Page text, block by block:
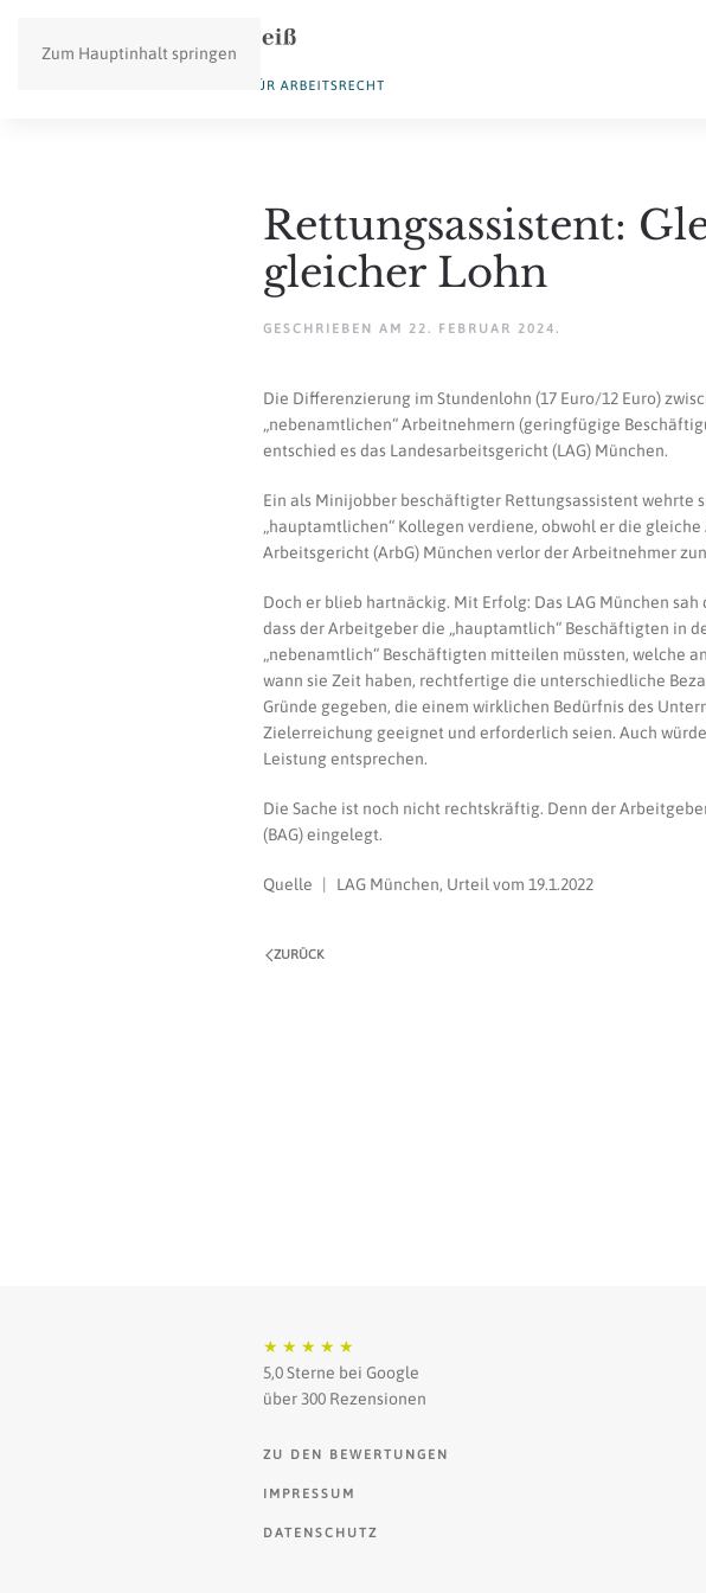
Zum Hauptinhalt springen
Rettungsassistent:
gleicher Lohn
GESCHRIEBEN AM 22. FEBRUAR 2024 .
Die Differenzierung im Stundenlohn (17 Euro/12 Euro)
„nebenamtlichen“ Arbeitnehmern (geringfügige
entschied es das Landesarbeitsgericht (LAG) München.
Ein als Minijobber beschäftigter Rettungsassistent wehrte
„hauptamtlichen“ Kollegen verdiene, obwohl er die
Arbeitsgericht (ArbG) München verlor der Arbeitnehmer
Doch er blieb hartnäckig. Mit Erfolg: Das LAG München
dass der Arbeitgeber die „hauptamtlich“ Beschäftigten in
„nebenamtlich“ Beschäftigten mitteilen müssten, welche
wann sie Zeit haben, rechtfertige die unterschiedliche
Gründe gegeben, die einem wirklichen Bedürfnis des
Zielerreichung geeignet und erforderlich seien. Auch
Leistung entsprechen.
Die Sache ist noch nicht rechtskräftig. Denn der
(BAG) eingelegt.
Quelle | LAG München, Urteil vom 19.1.2022
ZURÜCK
★ ★ ★ ★ ★
5,0 Sterne bei Google
über 300 Rezensionen
ZU DEN BEWERTUNGEN
IMPRESSUM
DATENSCHUTZ